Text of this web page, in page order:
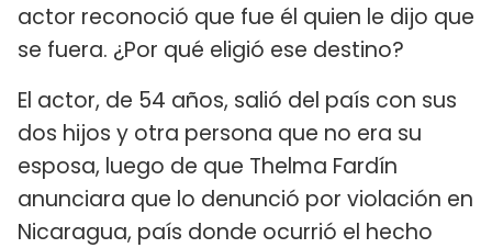
actor reconoció que fue él quien le dijo que
se fuera. ¿Por qué eligió ese destino?
El actor, de 54 años, salió del país con sus
dos hijos y otra persona que no era su
esposa, luego de que Thelma Fardín
anunciara que lo denunció por violación en
Nicaragua, país donde ocurrió el hecho